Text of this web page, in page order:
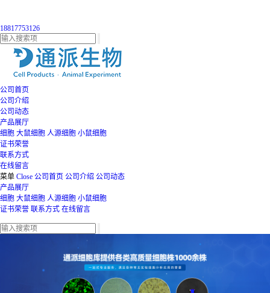
18817753126
公司首页
公司介绍
公司动态
产品展厅
细胞 大鼠细胞 人源细胞 小鼠细胞
证书荣誉
联系方式
在线留言
菜单 Close 公司首页 公司介绍 公司动态
产品展厅
细胞 大鼠细胞 人源细胞 小鼠细胞
证书荣誉 联系方式 在线留言